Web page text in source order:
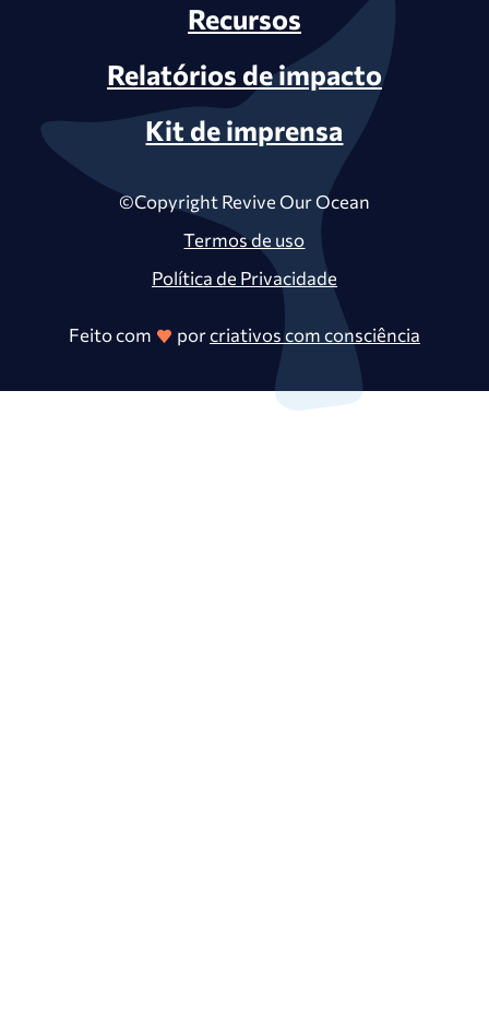
Recursos
Relatórios de impacto
Kit de imprensa
©Copyright Revive Our Ocean
Termos de uso
Política de Privacidade
Feito com porcriativos com consciência